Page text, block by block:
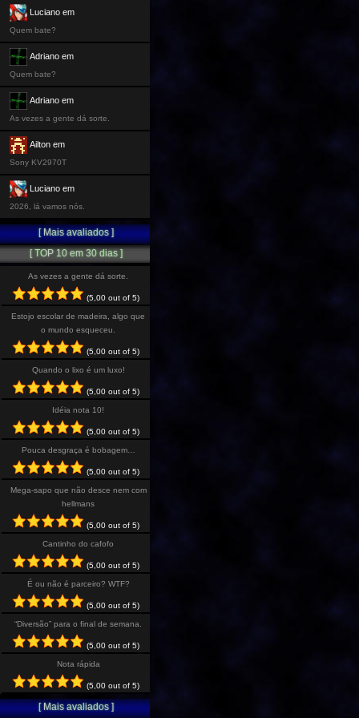
Luciano em
Quem bate?
Adriano em
Quem bate?
Adriano em
As vezes a gente dá sorte.
Ailton em
Sony KV2970T
Luciano em
2026, lá vamos nós.
[ Mais avaliados ]
[ TOP 10 em 30 dias ]
As vezes a gente dá sorte.
(5,00 out of 5)
Estojo escolar de madeira, algo que
o mundo esqueceu.
(5,00 out of 5)
Quando o lixo é um luxo!
(5,00 out of 5)
Idéia nota 10!
(5,00 out of 5)
Pouca desgraça é bobagem…
(5,00 out of 5)
Mega-sapo que não desce nem com
hellmans
(5,00 out of 5)
Cantinho do cafofo
(5,00 out of 5)
É ou não é parceiro? WTF?
(5,00 out of 5)
“Diversão” para o final de semana.
(5,00 out of 5)
Nota rápida
(5,00 out of 5)
[ Mais avaliados ]